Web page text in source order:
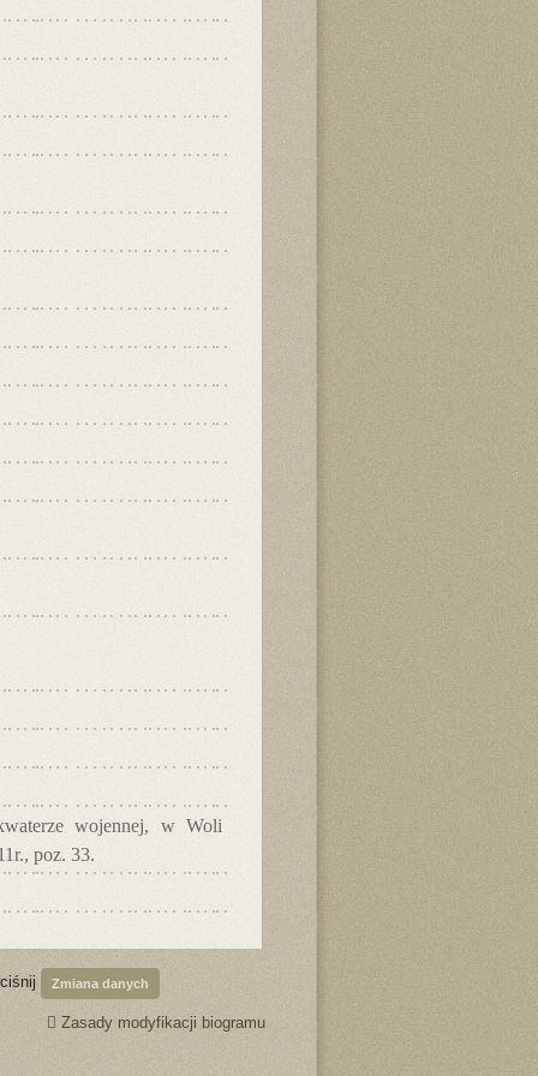
wojennej, w Woli
poz. 33.
Zmiana danych
Zasady modyfikacji biogramu